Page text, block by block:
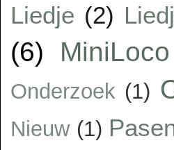
Liedje (2)
(6) MiniLoco
Onderzoek (1)
Nieuw (1)